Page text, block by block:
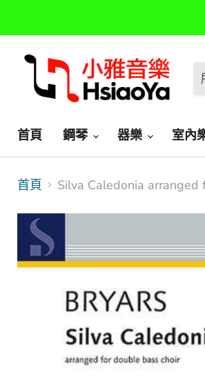
首頁 鋼琴 器樂 室內
首頁 Silva Caledonia arranged